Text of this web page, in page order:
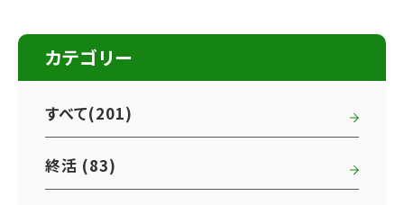
カテゴリー
すべて(201)
終活 (83)